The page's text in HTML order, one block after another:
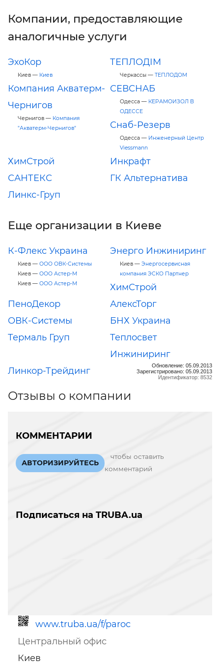
Компании, предоставляющие
аналогичные услуги
ЭхоКор
Киев — Киев
ТЕПЛОДІМ
Черкассы — ТЕПЛОДОМ
Компания Акватерм-
Чернигов
Чернигов — Компания
"Акватерм-Чернигов"
СЕВСНАБ
Одесса — КЕРАМОИЗОЛ В
ОДЕССЕ
Снаб-Резерв
Одесса — Инженерный Центр
Viessmann
ХимСтрой
Инкрафт
САНТЕКС
ГК Альтернатива
Линкс-Груп
Еще организации в Киеве
К-Флекс Украина
Киев — ООО ОВК-Системы
Киев — ООО Астер-М
Киев — ООО Астер-М
Энерго Инжиниринг
Киев — Энергосервисная
компания ЭСКО Партнер
ХимСтрой
ПеноДекор
АлексТорг
ОВК-Системы
БНХ Украина
Термаль Груп
Теплосвет
Инжиниринг
Линкор-Трейдинг
Обновление: 05.09.2013
Зарегистрировано: 05.09.2013
Идентификатор: 8532
Отзывы о компании
КОММЕНТАРИИ
АВТОРИЗИРУЙТЕСЬ
чтобы оставить
комментарий
Подписаться на TRUBA.ua
www.truba.ua/f/paroc
Центральный офис
Киев